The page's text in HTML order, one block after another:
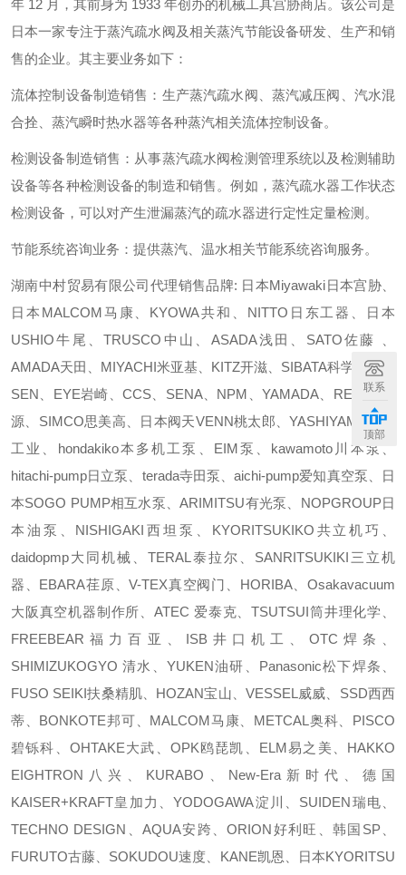
年 12 月，其前身为 1933 年创办的机械工具宫胁商店。该公司是
日本一家专注于蒸汽疏水阀及相关蒸汽节能设备研发、生产和销
售的企业。其主要业务如下：
流体控制设备制造销售：生产蒸汽疏水阀、蒸汽减压阀、汽水混
合拴、蒸汽瞬时热水器等各种蒸汽相关流体控制设备。
检测设备制造销售：从事蒸汽疏水阀检测管理系统以及检测辅助
设备等各种检测设备的制造和销售。例如，蒸汽疏水器工作状态
检测设备，可以对产生泄漏蒸汽的疏水器进行定性定量检测。
节能系统咨询业务：提供蒸汽、温水相关节能系统咨询服务。
湖南中村贸易有限公司代理销售品牌: 日本Miyawaki日本宫胁、
日本MALCOM马康、KYOWA共和、NITTO日东工器、日本
USHIO牛尾、TRUSCO中山、ASADA浅田、SATO佐藤 、
AMADA天田、MIYACHI米亚基、KITZ开滋、SIBATA科学仪器、
SEN、EYE岩崎、CCS、SENA、NPM、YAMADA、REVOX光
源、SIMCO思美高、日本阀天VENN桃太郎、YASHIYAMA樫山
工业、hondakiko本多机工泵、EIM泵、kawamoto川本泵、
hitachi-pump日立泵、terada寺田泵、aichi-pump爱知真空泵、日
本SOGO PUMP相互水泵、ARIMITSU有光泵、NOPGROUP日
本油泵、NISHIGAKI西坦泵、KYORITSUKIKO共立机巧、
daidopmp大同机械、TERAL泰拉尔、SANRITSUKIKI三立机
器、EBARA荏原、V-TEX真空阀门、HORIBA、Osakavacuum
大阪真空机器制作所、ATEC 爱泰克、TSUTSUI筒井理化学、
FREEBEAR福力百亚、ISB井口机工、OTC焊条、
SHIMIZUKOGYO 清水、YUKEN油研、Panasonic松下焊条、
FUSO SEIKI扶桑精肌、HOZAN宝山、VESSEL威威、SSD西西
蒂、BONKOTE邦可、MALCOM马康、METCAL奥科、PISCO
碧铄科、OHTAKE大武、OPK鸥琵凯、ELM易之美、HAKKO
EIGHTRON八兴、KURABO、New-Era新时代、德国
KAISER+KRAFT皇加力、YODOGAWA淀川、SUIDEN瑞电、
TECHNO DESIGN、AQUA安跨、ORION好利旺、韩国SP、
FURUTO古藤、SOKUDOU速度、KANE凯恩、日本KYORITSU
联系
顶部